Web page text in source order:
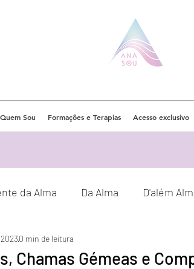
Quem Sou Formações e Terapias Acesso exclusivo
da Alma Da Alma D'além
Eventos Orações
Chamas Gémeas e
0 min de leitura